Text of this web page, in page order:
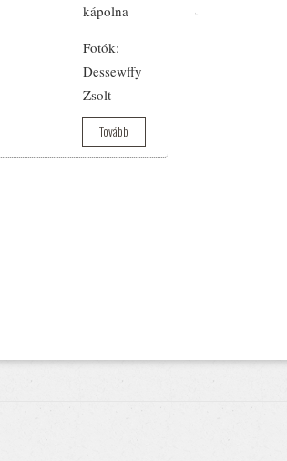
kápolna
Fotók:
Dessewffy
Zsolt
Tovább